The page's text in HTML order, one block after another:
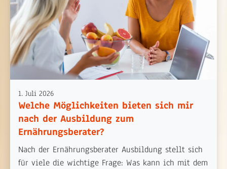
1. Juli 2026
Welche Möglichkeiten bieten sich mir
nach der Ausbildung zum
Ernährungsberater?
Nach der Ernährungsberater Ausbildung stellt sich
für viele die wichtige Frage: Was kann ich mit dem